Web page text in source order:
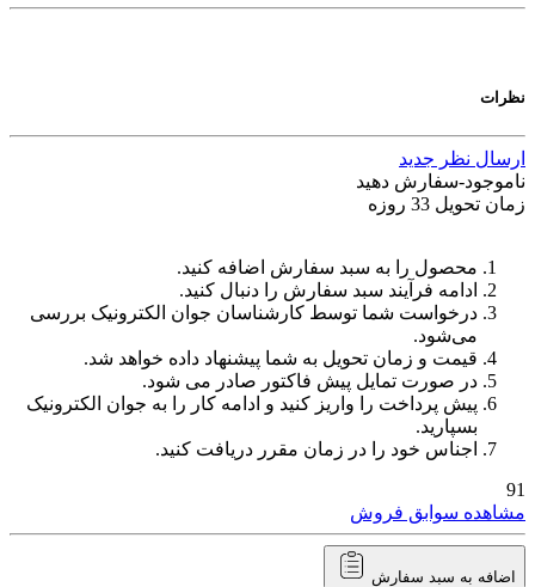
نظرات
ارسال نظر جدید
ناموجود-سفارش دهید
زمان تحویل 33 روزه
محصول را به سبد سفارش اضافه کنید.
ادامه فرآیند سبد سفارش را دنبال کنید.
درخواست شما توسط کارشناسان جوان الکترونیک بررسی
می‌شود.
قیمت و زمان تحویل به شما پیشنهاد داده خواهد شد.
در صورت تمایل پیش فاکتور صادر می شود.
پیش پرداخت را واریز کنید و ادامه کار را به جوان الکترونیک
بسپارید.
اجناس خود را در زمان مقرر دریافت کنید.
91
مشاهده سوابق فروش
اضافه به سبد سفارش